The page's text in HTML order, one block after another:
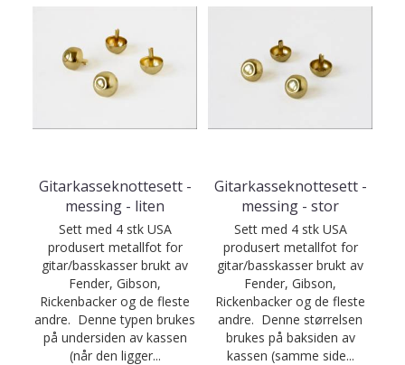
Gitarkasseknottesett -
messing - liten
Sett med 4 stk USA
produsert metallfot for
gitar/basskasser brukt av
Fender, Gibson,
Rickenbacker og de fleste
andre. Denne typen brukes
på undersiden av kassen
(når den ligger...
Gitarkasseknottesett -
messing - stor
Sett med 4 stk USA
produsert metallfot for
gitar/basskasser brukt av
Fender, Gibson,
Rickenbacker og de fleste
andre. Denne størrelsen
brukes på baksiden av
kassen (samme side...